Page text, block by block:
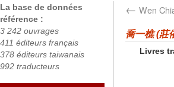
La base de données
référence :
3 242 ouvrages
411 éditeurs français
378 éditeurs taiwanais
992 traducteurs
← Wen
喬一樵 (莊
Livres